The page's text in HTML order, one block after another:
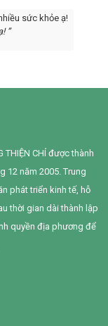
sức khỏe ạ!
”
THIỆN CHÍ được thành
12 năm 2005. Trung
phát triển kinh tế, hỗ
thời gian dài thành lập
quyền địa phương để